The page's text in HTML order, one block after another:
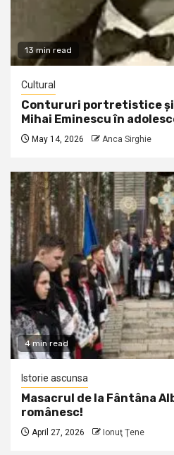
13 min read
Cultural
Contururi portretistice și
Mihai Eminescu în
May 14, 2026 Anca Sirghie
4 min read
Istorie ascunsa
Masacrul de la Fântâna
românesc!
April 27, 2026 Ionuţ Ţene